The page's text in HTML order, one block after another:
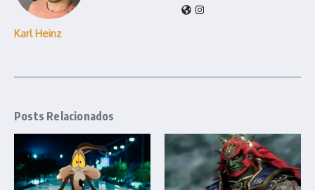
Karl Heinz
Posts Relacionados